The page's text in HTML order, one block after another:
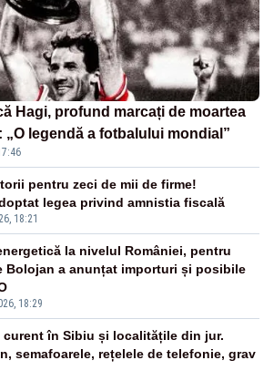
Hagi, profund marcați de moartea
„O legendă a fotbalului mondial”
18:21
pentru zeci de mii de firme!
legea privind amnistia fiscală
18:29
la nivelul României, pentru
Bolojan a anunțat importuri și posibile
curent în Sibiu și localitățile din jur.
semafoarele, rețelele de telefonie, grav